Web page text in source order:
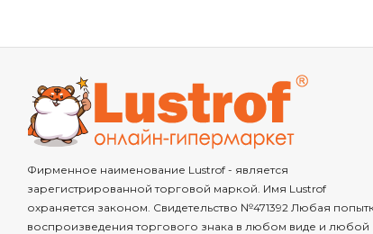
Фирменное наименование Lustrof - является
зарегистрированной торговой маркой. Имя Lustrof
охраняется законом. Свидетельство №471392 Любая
воспроизведения торгового знака в любом виде и любой